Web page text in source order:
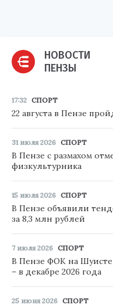
НОВОСТИ
ПЕНЗЫ
17:32 СПОРТ
22 августа в Пензе
31 июля 2026 СПОРТ
В Пензе с размахом
физкультурника
15 июля 2026 СПОРТ
В Пензе объявили
за 8,3 млн рублей
7 июля 2026 СПОРТ
В Пензе ФОК на Шуисте
– в декабре 2026 года
25 июня 2026 СПОРТ